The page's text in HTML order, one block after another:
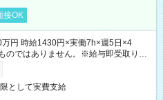
接OK
円 時給1430円×実働7h×週5日×4
のではありません。※給与即受取りサ
）
として実費支給